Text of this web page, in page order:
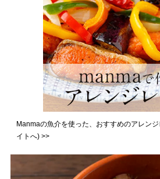
Manmaの魚介を使った、おすすめのアレン
イトへ) >>